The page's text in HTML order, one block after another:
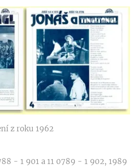
z roku 1962
- 1 901 a 11 0789 - 1 902, 1989